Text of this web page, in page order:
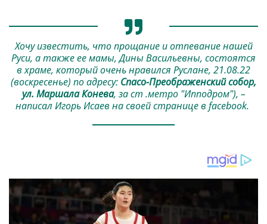
Хочу известить, что прощание и отпевание нашей
Руси, а также ее мамы, Дины Васильевны, состоятся
в храме, который очень нравился Руслане, 21.08.22
(воскресенье) по адресу: Спасо-Преображенский собор,
ул. Маршала Конева, за ст .метро "Ипподром"), –
написал Игорь Исаев на своей странице в facebook.